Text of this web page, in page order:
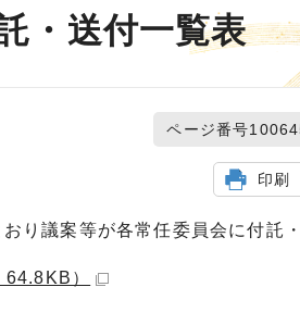
・送付一覧表
ページ番号
印刷
り議案等が各常任委員会に付託
）